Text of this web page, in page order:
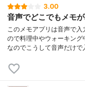
3.00
音声でどこでもメモ
このメモアプリは音声で
ので料理中やウォーキング
なのでこうして音声だけ